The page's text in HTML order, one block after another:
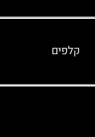
קלפים